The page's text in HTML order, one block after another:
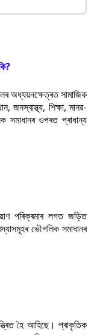
অধ্যয়নক্ষেত্ৰত সামাজিক
জনস্বাস্থ্য, শিক্ষা, মানৱ-
সমাধানৰ ওপৰত প্ৰাধান্য
পৰিক্ৰমাৰ লগত জড়িত
ভৌগলিক সমাধানৰ
হৈ আহিছে। প্ৰাকৃতিক